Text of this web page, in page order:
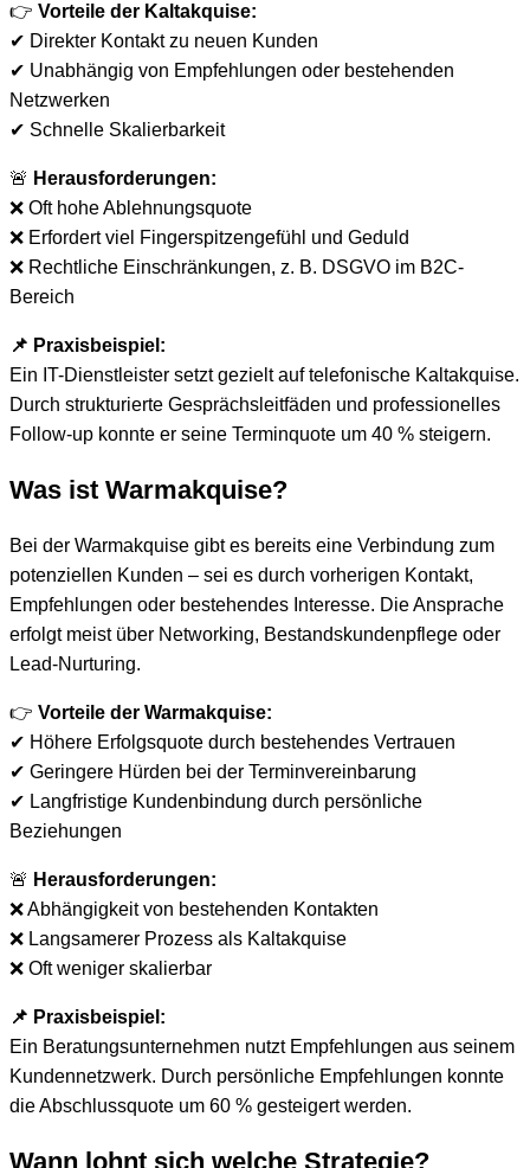
👉 Vorteile der Kaltakquise:
✔ Direkter Kontakt zu neuen Kunden
✔ Unabhängig von Empfehlungen oder bestehenden
Netzwerken
✔ Schnelle Skalierbarkeit
🚨 Herausforderungen:
❌ Oft hohe Ablehnungsquote
❌ Erfordert viel Fingerspitzengefühl und Geduld
❌ Rechtliche Einschränkungen, z. B. DSGVO im B2C-
Bereich
📌 Praxisbeispiel:
Ein IT-Dienstleister setzt gezielt auf telefonische Kaltakquise.
Durch strukturierte Gesprächsleitfäden und professionelles
Follow-up konnte er seine Terminquote um 40 % steigern.
Was ist Warmakquise?
Bei der Warmakquise gibt es bereits eine Verbindung zum
potenziellen Kunden – sei es durch vorherigen Kontakt,
Empfehlungen oder bestehendes Interesse. Die Ansprache
erfolgt meist über Networking, Bestandskundenpflege oder
Lead-Nurturing.
👉 Vorteile der Warmakquise:
✔ Höhere Erfolgsquote durch bestehendes Vertrauen
✔ Geringere Hürden bei der Terminvereinbarung
✔ Langfristige Kundenbindung durch persönliche
Beziehungen
🚨 Herausforderungen:
❌ Abhängigkeit von bestehenden Kontakten
❌ Langsamerer Prozess als Kaltakquise
❌ Oft weniger skalierbar
📌 Praxisbeispiel:
Ein Beratungsunternehmen nutzt Empfehlungen aus seinem
Kundennetzwerk. Durch persönliche Empfehlungen konnte
die Abschlussquote um 60 % gesteigert werden.
Wann lohnt sich welche Strategie?